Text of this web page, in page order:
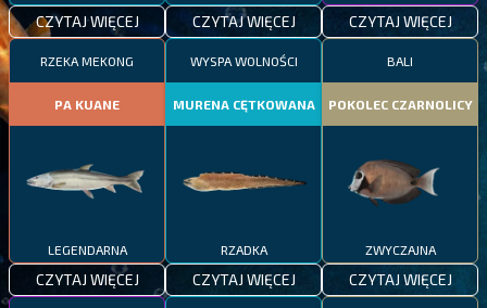
CZYTAJ WIĘCEJ CZYTAJ WIĘCEJ CZYTAJ WIĘCEJ
RZEKA MEKONG
PA KUANE
LEGENDARNA
CZYTAJ WIĘCEJ
WYSPA WOLNOŚCI
MURENA CĘTKOWANA
RZADKA
CZYTAJ WIĘCEJ
BALI
POKOLEC CZARNOLICY
ZWYCZAJNA
CZYTAJ WIĘCEJ